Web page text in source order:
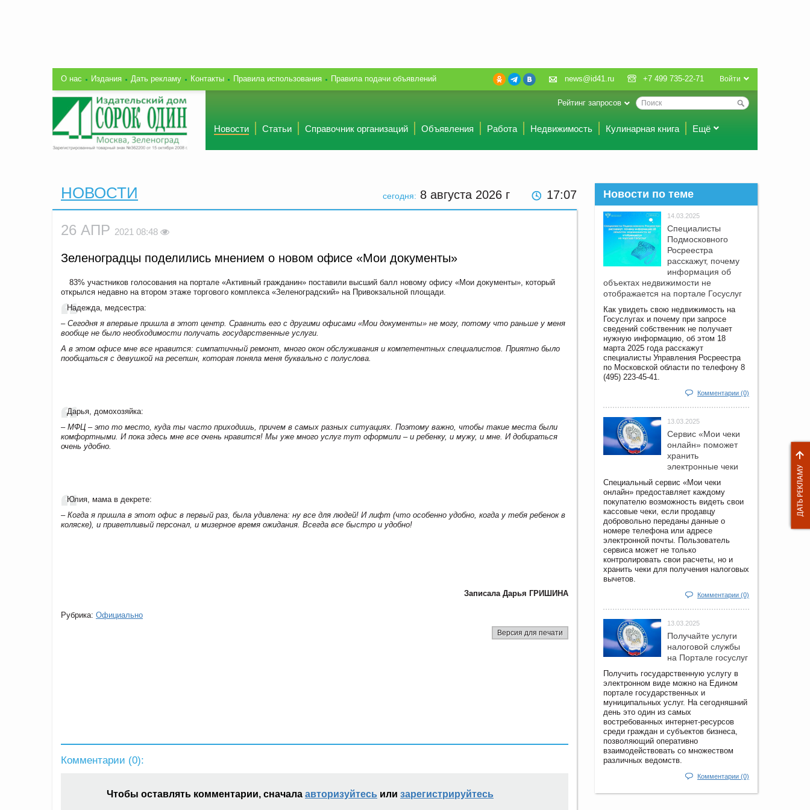
О нас Издания Дать рекламу Контакты Правила использования Правила подачи объявлений Войти
news@id41.ru +7 499 735-22-71
Рейтинг запросов
Новости Статьи Справочник организаций Объявления Работа Недвижимость Кулинарная книга Ещё
сегодня: 8 августа 2026 г 17:07
НОВОСТИ
26 АПР 2021 08:48
Зеленоградцы поделились мнением о новом офисе «Мои документы»
83% участников голосования на портале «Активный гражданин» поставили высший балл новому офису «Мои документы», который
открылся недавно на втором этаже торгового комплекса «Зеленоградский» на Привокзальной площади.
Надежда, медсестра:
– Сегодня я впервые пришла в этот центр. Сравнить его с другими офисами «Мои документы» не могу, потому что раньше у меня
вообще не было необходимости получать государственные услуги.
А в этом офисе мне все нравится: симпатичный ремонт, много окон обслуживания и компетентных специалистов. Приятно было
пообщаться с девушкой на ресепшн, которая поняла меня буквально с полуслова.
Дарья, домохозяйка:
– МФЦ – это то место, куда ты часто приходишь, причем в самых разных ситуациях. Поэтому важно, чтобы такие места были
комфортными. И пока здесь мне все очень нравится! Мы уже много услуг тут оформили – и ребенку, и мужу, и мне. И добираться
очень удобно.
Юлия, мама в декрете:
– Когда я пришла в этот офис в первый раз, была удивлена: ну все для людей! И лифт (что особенно удобно, когда у тебя ребенок в
коляске), и приветливый персонал, и мизерное время ожидания. Всегда все быстро и удобно!
Записала Дарья ГРИШИНА
Рубрика: Официально
Версия для печати
Комментарии (0):
Чтобы оставлять комментарии, сначала авторизуйтесь или зарегистрируйтесь
Новости по теме
14.03.2025
Специалисты
Подмосковного
Росреестра
расскажут, почему
информация об
объектах недвижимости не
отображается на портале Госуслуг
Как увидеть свою недвижимость на
Госуслугах и почему при запросе
сведений собственник не получает
нужную информацию, об этом 18
марта 2025 года расскажут
специалисты Управления Росреестра
по Московской области по телефону 8
(495) 223-45-41.
Комментарии (0)
13.03.2025
Сервис «Мои чеки
онлайн» поможет
хранить
электронные чеки
Специальный сервис «Мои чеки
онлайн» предоставляет каждому
покупателю возможность видеть свои
кассовые чеки, если продавцу
добровольно переданы данные о
номере телефона или адресе
электронной почты. Пользователь
сервиса может не только
контролировать свои расчеты, но и
хранить чеки для получения налоговых
вычетов.
Комментарии (0)
13.03.2025
Получайте услуги
налоговой службы
на Портале госyслуг
Получить государственную услугу в
электронном виде можно на Едином
портале государственных и
муниципальных услуг. На сегодняшний
день это один из самых
востребованных интернет-ресурсов
среди граждан и субъектов бизнеса,
позволяющий оперативно
взаимодействовать со множеством
различных ведомств.
Комментарии (0)